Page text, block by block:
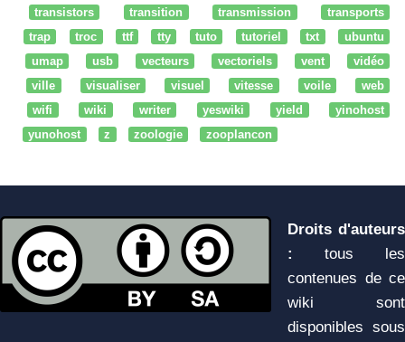
transistors
transition transmission
transports
trap
troc ttf tty tuto tutoriel txt
ubuntu
umap
usb vecteurs vectoriels vent
vidéo
ville
visualiser visuel vitesse voile
web
wifi
wiki writer yeswiki yield
yinohost
yunohost
z zoologie zooplancon
Droits d'auteurs
:
tous les
contenues de ce
wiki sont
disponibles sous